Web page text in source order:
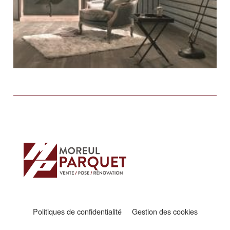
Politiques de confidentialité Gestion des cookies